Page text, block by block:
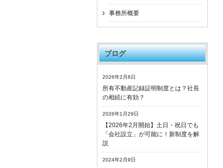
事務所概要
ブログ
2026年2月8日
所有不動産記録証明制度とは？社長
の相続に有効？
2026年1月29日
【2026年2月開始】土日・祝日でも
「会社設立」が可能に！新制度を解
説
2024年2月9日